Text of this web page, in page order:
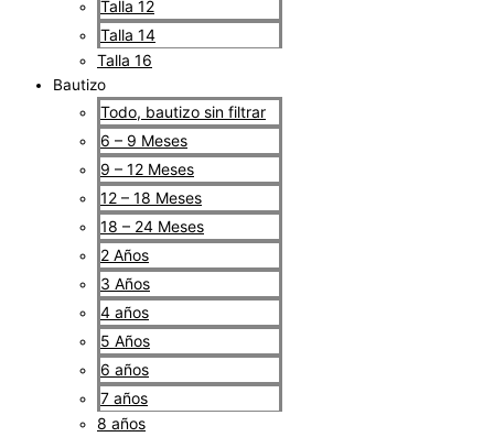
Talla 12
Talla 14
Talla 16
Bautizo
Todo, bautizo sin filtrar
6 – 9 Meses
9 – 12 Meses
12 – 18 Meses
18 – 24 Meses
2 Años
3 Años
4 años
5 Años
6 años
7 años
8 años